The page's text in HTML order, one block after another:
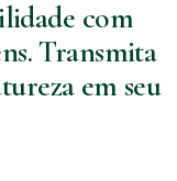
com
Transmita
em seu